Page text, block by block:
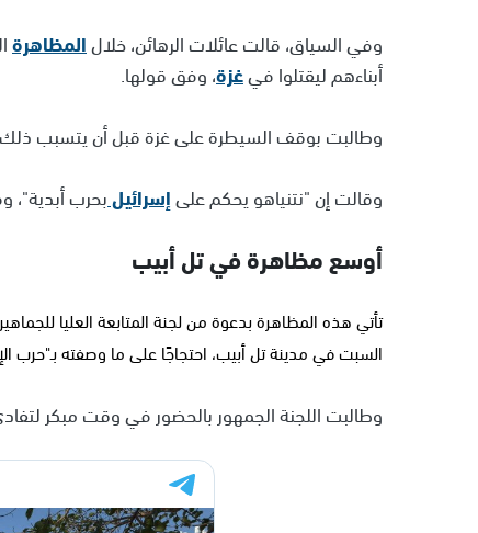
وفي السياق، قالت عائلات الرهائن، خلالالمظاهرة
أبناءهم ليقتلوا فيغزة، وفق قولها.
وطالبت بوقف السيطرة على غزة قبل أن يتسبب
وقالت إن "نتنياهو يحكم علىإسرائيلبحرب أبدية"،
أوسع مظاهرة في تل أبيب
تأتي هذه المظاهرة بدعوة من لجنة المتابعة العليا
السبت في مدينة تل أبيب، احتجاجًا على ما وصفته بـ"حرب
وطالبت اللجنة الجمهور بالحضور في وقت مبكر